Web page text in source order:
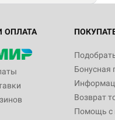
ОПЛАТА
Бонусная
Возврат
Помощь с